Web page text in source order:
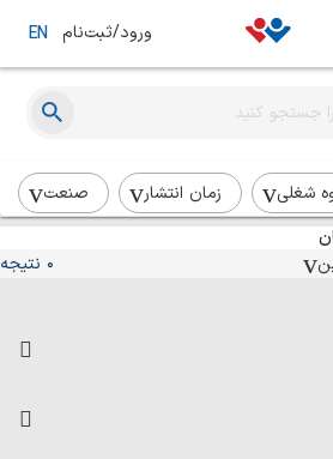
ورود/ثبت‌نام EN
شغلی زمان انتشار
صنعت
0 نتیجه